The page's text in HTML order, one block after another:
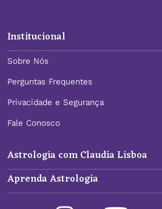
Institucional
Sobre Nós
Perguntas Frequentes
Privacidade e Segurança
Fale Conosco
Astrologia com Claudia Lisboa
Aprenda Astrologia